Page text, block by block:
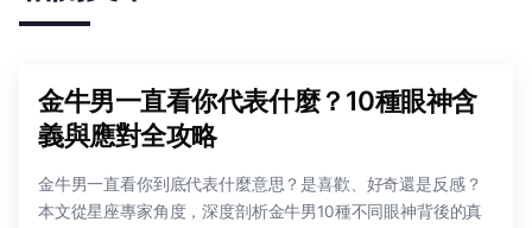
金牛男一直看你代表什麼？10種眼神含
義與應對全攻略
金牛男一直看你到底代表什麼意思？是喜歡、好奇還是反感？
本文從星座專家角度，深度剖析金牛男10種不同眼神背後的真